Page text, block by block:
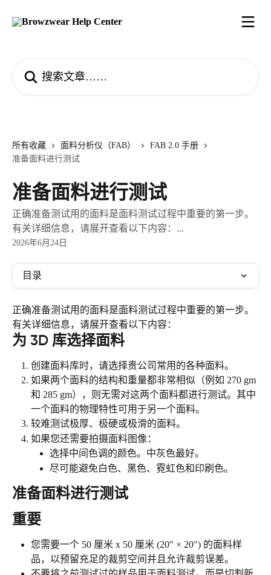
所有收藏 面料分析仪（FAB）
FAB 2.0 手册
准备面料进行测试
准备面料进行测试
正确准备测试用的面料是面料测试过程中重要的第一步。
有关详细信息，请展开查看以下内容：...
2026年6月24日
目录
正确准备测试用的面料是面料测试过程中重要的第一步。
有关详细信息，请展开查看以下内容：
为 3D 库选择面料
创建面料库时，请选择贵公司常用的各种面料。
如果两个面料的结构和重量都非常相似（例如 270 gm
和 285 gm），则无需对这两个面料都进行测试。其中
一个面料的物理特性可用于另一个面料。
较难测试极厚、极硬或极滑的面料。
如果您还需要拍摄面料图像：
选择中间色调的颜色。中灰色最好。
尽可能避免白色、黑色、霓虹色和印刷色。
准备面料进行测试
重要
您需要一个 50 厘米 x 50 厘米 (20" × 20") 的面料样
品，以预留充足的裁剪空间并且允许裁剪误差。